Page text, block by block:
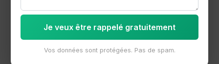
(Quand elle est entrée dans la pièce, tout le monde
s'est tu.)
As the years went by, he grew wiser.(Au fil des
années, il est devenu plus sage.)
Je veux être rappelé gratuitement
Vos données sont protégées. Pas de spam.